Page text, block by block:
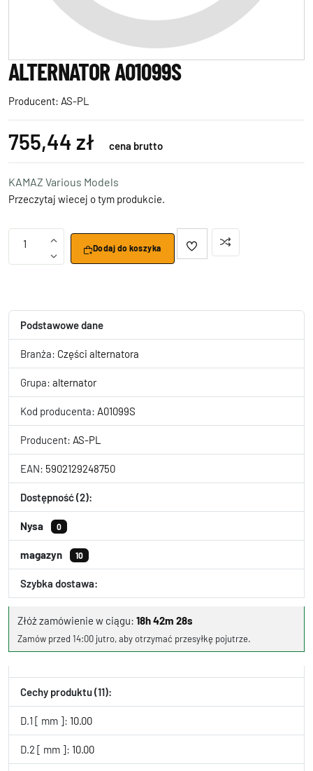
ALTERNATOR A01099S
Producent: AS-PL
755,44 zł cena brutto
KAMAZ Various Models
Przeczytaj wiecej o tym produkcie.
1 Dodaj do koszyka
Podstawowe dane
Branża: Części alternatora
Grupa: alternator
Kod producenta: A01099S
Producent: AS-PL
EAN: 5902129248750
Dostępność (2):
Nysa 0
magazyn 10
Szybka dostawa:
Złóż zamówienie w ciągu: 18h 42m 28s
Zamów przed 14:00 jutro, aby otrzymać przesyłkę pojutrze.
Cechy produktu (11):
D.1 [ mm ]: 10.00
D.2 [ mm ]: 10.00